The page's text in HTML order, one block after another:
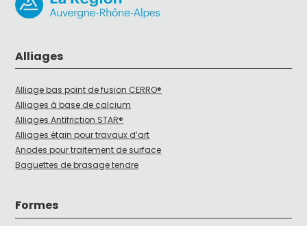
Alliages
Alliage bas point de fusion CERRO®
Alliages à base de calcium
Alliages Antifriction STAR®
Alliages étain pour travaux d’art
Anodes pour traitement de surface
Baguettes de brasage tendre
Formes